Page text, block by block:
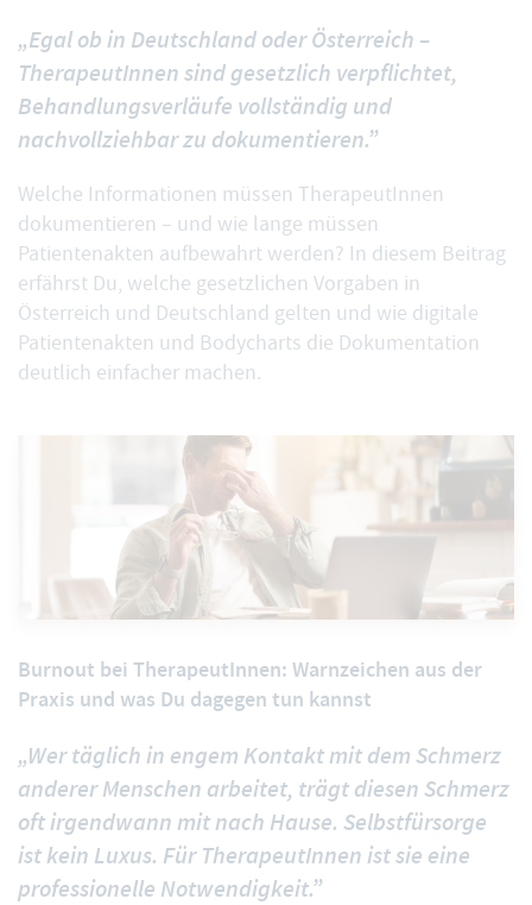
„Egal ob in Deutschland oder Österreich –
TherapeutInnen sind gesetzlich verpflichtet,
Behandlungsverläufe vollständig und
nachvollziehbar zu dokumentieren.”
Welche Informationen müssen TherapeutInnen
dokumentieren – und wie lange müssen
Patientenakten aufbewahrt werden? In diesem Beitrag
erfährst Du, welche gesetzlichen Vorgaben in
Österreich und Deutschland gelten und wie digitale
Patientenakten und Bodycharts die Dokumentation
deutlich einfacher machen.
Burnout bei TherapeutInnen: Warnzeichen aus der
Praxis und was Du dagegen tun kannst
„Wer täglich in engem Kontakt mit dem Schmerz
anderer Menschen arbeitet, trägt diesen Schmerz
oft irgendwann mit nach Hause. Selbstfürsorge
ist kein Luxus. Für TherapeutInnen ist sie eine
professionelle Notwendigkeit.”